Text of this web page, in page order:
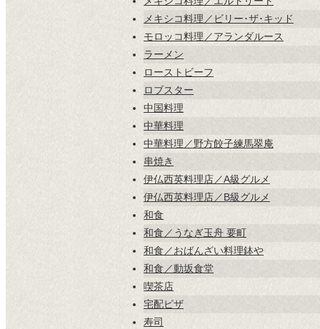
メキシコ料理／ビリー･ザ･キッド
モロッコ料理／アランダルース
ラーメン
ローストビーフ
ロブスター
中国料理
中華料理
中華料理／野方餃子練馬翠庵
串焼き
伊仏西英料理店／A級グルメ
伊仏西英料理店／B級グルメ
和食
和食／うなぎ玉舟 要町
和食／おばんざい料理鉢や
和食／動坂食堂
喫茶店
宅配ピザ
寿司